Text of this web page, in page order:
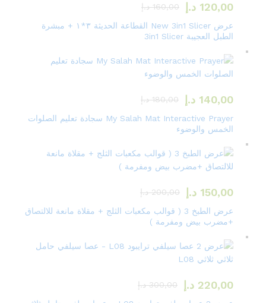
120,00 د.إ 160,00 د.إ
عرض New 3in1 Slicer القطاعة الحديثة ٣*١ + مبشرة
الطبل العجيبة 3in1 Slicer
140,00 د.إ 180,00 د.إ
My Salah Mat Interactive Prayer سجادة تعليم الصلوات
الخمس والوضوء
150,00 د.إ 200,00 د.إ
عرض الطبخ 3 ( قوالب مكعبات الثلج + مقلاة مانعة للالتصاق
+مضرب بيض ومفرمة )
220,00 د.إ 300,00 د.إ